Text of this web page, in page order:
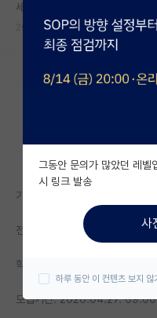
커뮤니티 홈
전체글보기
베스트 게시판
자유 게시판(아무개랩)
미국 유학 게시판
미국 대학원 합격 후기
대학원생 모집 게시판
연구실(PI) 홍보 게시판
세심한 카를 마르크스
2026.05.07 0 329
기관명: 대구가톨릭대학교 상담대
전공: 전공 무관 - 전공 무관
학위: 석사
모집기간: 2026.04.27.
그동안 문의가 많았던 레
시 링크 발송
사
하루 동안 이 컨텐츠 보지 않